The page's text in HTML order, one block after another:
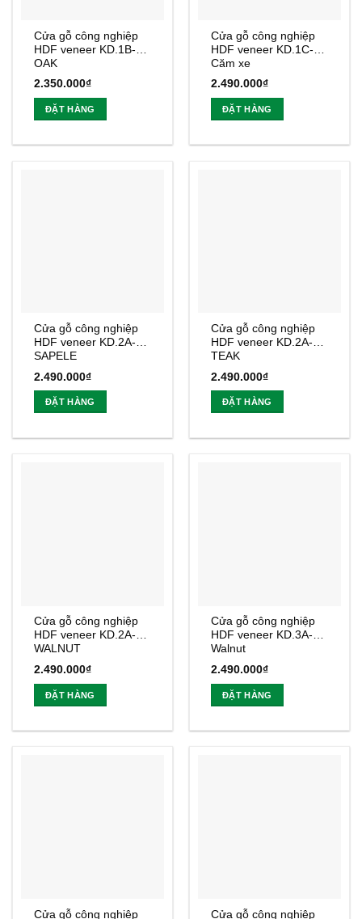
Cửa gỗ công nghiệp
HDF veneer KD.1B-
OAK
2.350.000₫
ĐẶT HÀNG
Cửa gỗ công nghiệp
HDF veneer KD.1C-
Căm xe
2.490.000₫
ĐẶT HÀNG
Cửa gỗ công nghiệp
HDF veneer KD.2A-
SAPELE
2.490.000₫
ĐẶT HÀNG
Cửa gỗ công nghiệp
HDF veneer KD.2A-
TEAK
2.490.000₫
ĐẶT HÀNG
Cửa gỗ công nghiệp
HDF veneer KD.2A-
WALNUT
2.490.000₫
ĐẶT HÀNG
Cửa gỗ công nghiệp
HDF veneer KD.3A-
Walnut
2.490.000₫
ĐẶT HÀNG
Cửa gỗ công nghiệp
Cửa gỗ công nghiệp